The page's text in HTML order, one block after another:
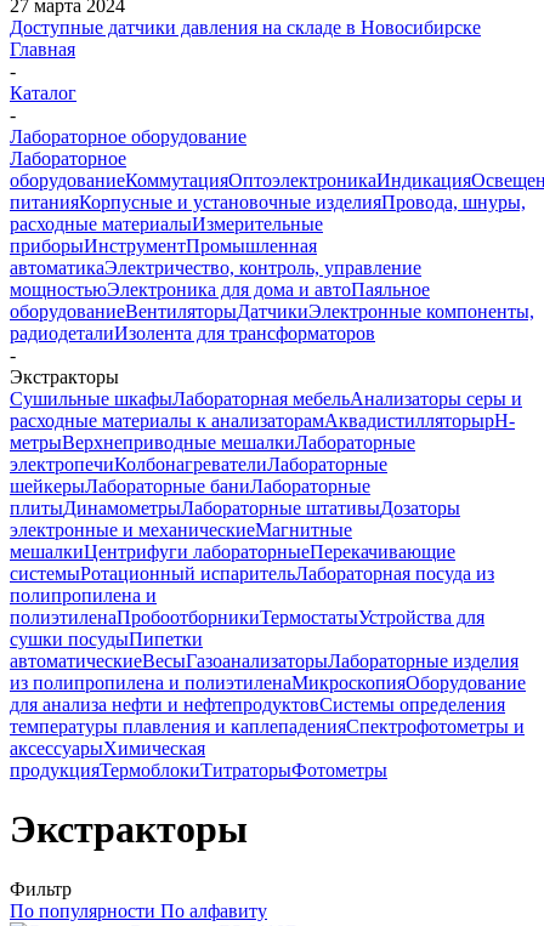
27 марта 2024
Доступные датчики давления на складе в Новосибирске
Главная
-
Каталог
-
Лабораторное оборудование
Лабораторное
оборудованиеКоммутацияОптоэлектроникаИндикация
питанияКорпусные и установочные изделияПровода, шнуры,
расходные материалыИзмерительные
приборыИнструментПромышленная
автоматикаЭлектричество, контроль, управление
мощностьюЭлектроника для дома и автоПаяльное
оборудованиеВентиляторыДатчикиЭлектронные компоненты,
радиодеталиИзолента для трансформаторов
-
Экстракторы
Cушильные шкафыЛабораторная мебельАнализаторы серы и
расходные материалы к анализаторамАквадистилляторыpH-
метрыВерхнеприводные мешалкиЛабораторные
электропечиКолбонагревателиЛабораторные
шейкерыЛабораторные баниЛабораторные
плитыДинамометрыЛабораторные штативыДозаторы
электронные и механическиеМагнитные
мешалкиЦентрифуги лабораторныеПерекачивающие
системыРотационный испарительЛабораторная посуда из
полипропилена и
полиэтиленаПробоотборникиТермостатыУстройства для
сушки посудыПипетки
автоматическиеВесыГазоанализаторыЛабораторные изделия
из полипропилена и полиэтиленаМикроскопияОборудование
для анализа нефти и нефтепродуктовСистемы определения
температуры плавления и каплепаденияСпектрофотометры и
аксессуарыХимическая
продукцияТермоблокиТитраторыФотометры
Экстракторы
Фильтр
По популярности По алфавиту